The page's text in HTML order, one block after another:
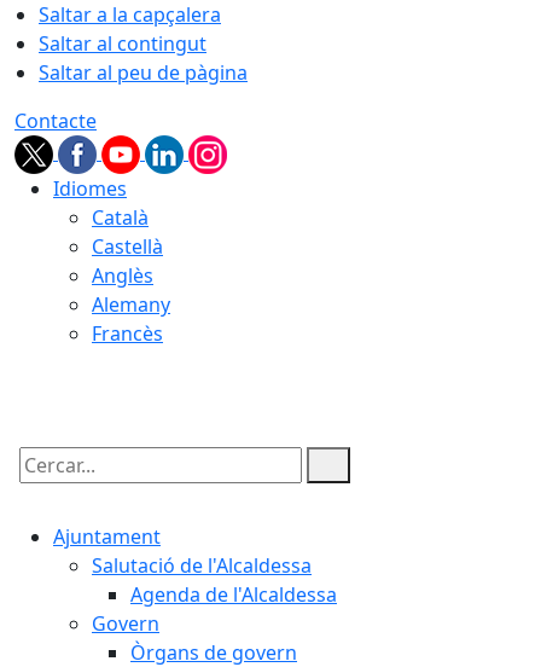
Saltar a la capçalera
Saltar al contingut
Saltar al peu de pàgina
Contacte
Idiomes
Català
Castellà
Anglès
Alemany
Francès
Cercar:
Ajuntament
Salutació de l'Alcaldessa
Agenda de l'Alcaldessa
Govern
Òrgans de govern